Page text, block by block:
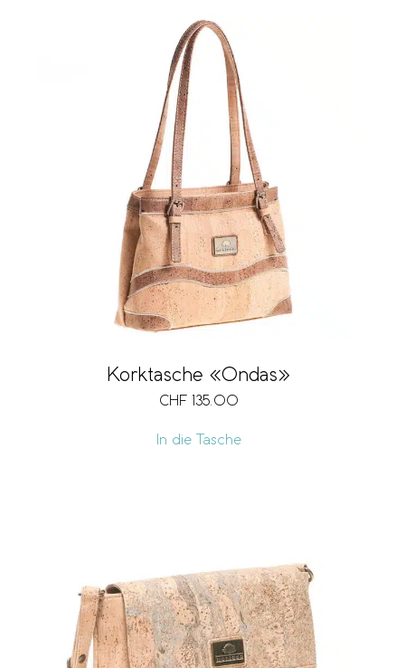
Korktasche «Ondas»
CHF 135.00
In die Tasche